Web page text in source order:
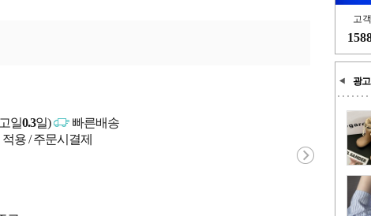
고
광고
일0.3일)
빠른배송
용 / 주문시결제